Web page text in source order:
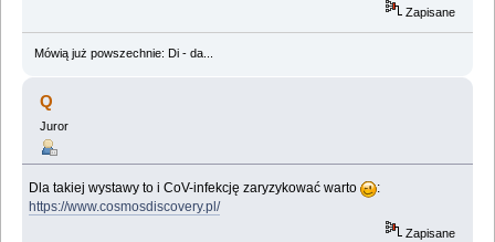
Zapisane
Mówią już powszechnie: Di - da...
Q
Juror
Dla takiej wystawy to i CoV-infekcję zaryzykować warto
:
https://www.cosmosdiscovery.pl/
Zapisane